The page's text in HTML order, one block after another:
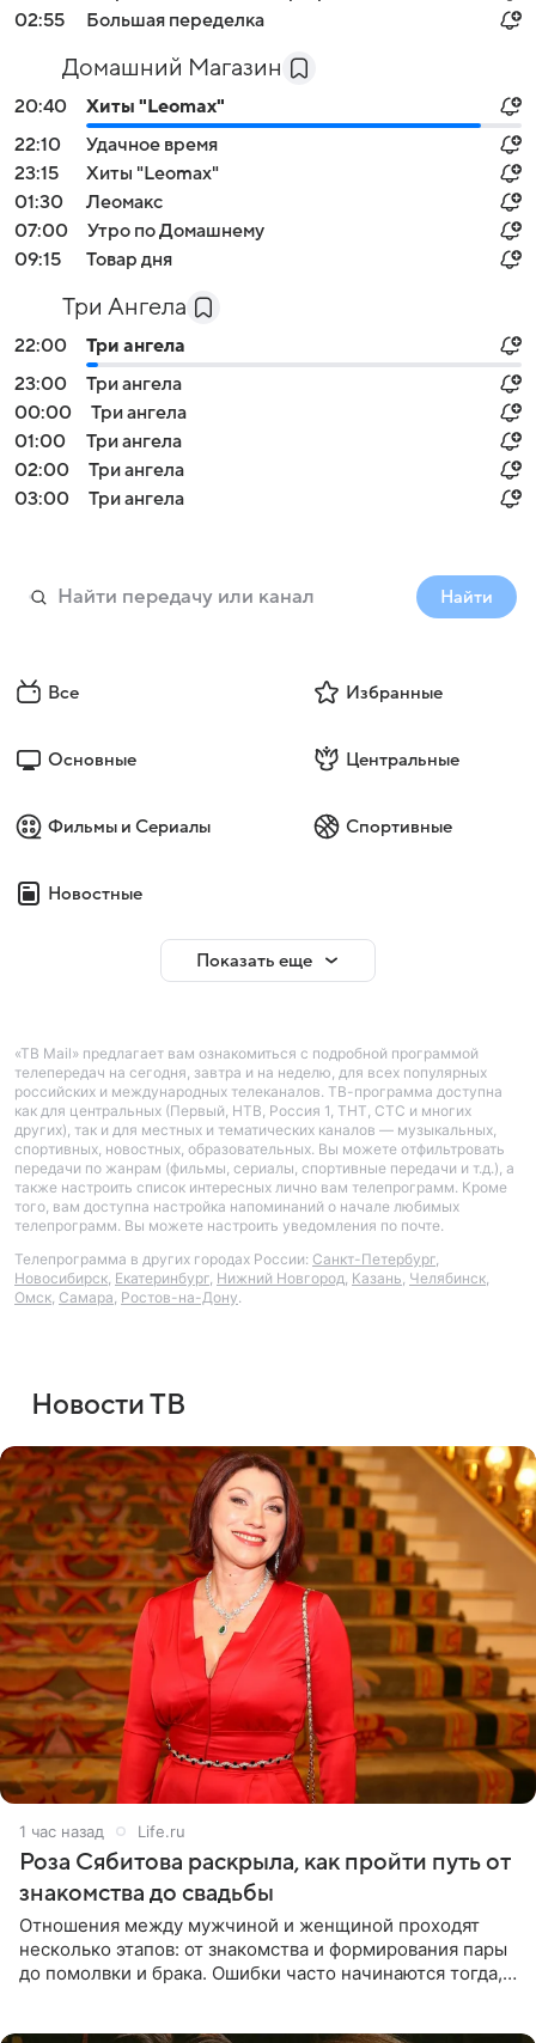
02:55
Большая переделка
Домашний Магазин
20:40
Хиты "Leomax"
22:10
Удачное время
23:15
Хиты "Leomax"
01:30
Леомакс
07:00
Утро по Домашнему
09:15
Товар дня
Три Ангела
22:00
Три ангела
23:00
Три ангела
00:00
Три ангела
01:00
Три ангела
02:00
Три ангела
03:00
Три ангела
Найти
Все Избранные
Основные Центральные
Фильмы и Сериалы Спортивные
Новостные
Показать еще
«ТВ Mail» предлагает вам ознакомиться с подробной программой
телепередач на сегодня, завтра и на неделю, для всех популярных
российских и международных телеканалов. ТВ-программа доступна
как для центральных (Первый, НТВ, Россия 1, ТНТ, СТС и многих
других), так и для местных и тематических каналов — музыкальных,
спортивных, новостных, образовательных. Вы можете отфильтровать
передачи по жанрам (фильмы, сериалы, спортивные передачи и т.д.), а
также настроить список интересных лично вам телепрограмм. Кроме
того, вам доступна настройка напоминаний о начале любимых
телепрограмм. Вы можете настроить уведомления по почте.
Телепрограмма в других городах России: Санкт-Петербург,
Новосибирск, Екатеринбург, Нижний Новгород, Казань, Челябинск,
Омск, Самара, Ростов-на-Дону.
Новости ТВ
1 час назад Life.ru
Роза Сябитова раскрыла, как пройти путь от
знакомства до свадьбы
Отношения между мужчиной и женщиной проходят
несколько этапов: от знакомства и формирования пары
до помолвки и брака. Ошибки часто начинаются тогда,